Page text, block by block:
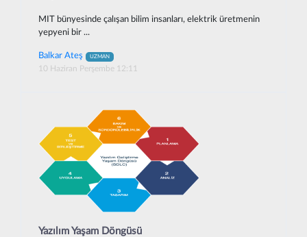
MIT bünyesinde çalışan bilim insanları, elektrik üretmenin
yepyeni bir ...
Balkar Ateş UZMAN
10 Haziran Perşembe 12:11
Yazılım Yaşam Döngüsü